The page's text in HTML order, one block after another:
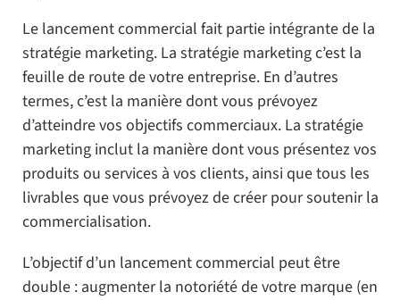
Le lancement commercial fait partie intégrante de la
stratégie marketing. La stratégie marketing c’est la
feuille de route de votre entreprise. En d’autres
termes, c’est la manière dont vous prévoyez
d’atteindre vos objectifs commerciaux. La stratégie
marketing inclut la manière dont vous présentez vos
produits ou services à vos clients, ainsi que tous les
livrables que vous prévoyez de créer pour soutenir la
commercialisation.
L’objectif d’un lancement commercial peut être
double : augmenter la notoriété de votre marque (en